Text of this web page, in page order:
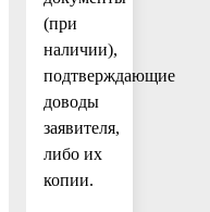
(при
наличии),
подтверждающие
доводы
заявителя,
либо их
копии.